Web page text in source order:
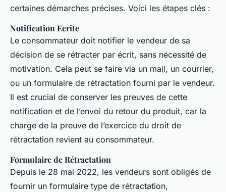
certaines démarches précises. Voici les étapes clés :
Notification Ecrite
Le consommateur doit notifier le vendeur de sa
décision de se rétracter par écrit, sans nécessité de
motivation. Cela peut se faire via un mail, un courrier,
ou un formulaire de rétractation fourni par le vendeur.
Il est crucial de conserver les preuves de cette
notification et de l’envoi du retour du produit, car la
charge de la preuve de l’exercice du droit de
rétractation revient au consommateur.
Formulaire de Rétractation
Depuis le 28 mai 2022, les vendeurs sont obligés de
fournir un formulaire type de rétractation,